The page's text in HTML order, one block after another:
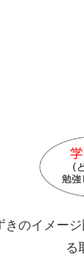
のイメー
る